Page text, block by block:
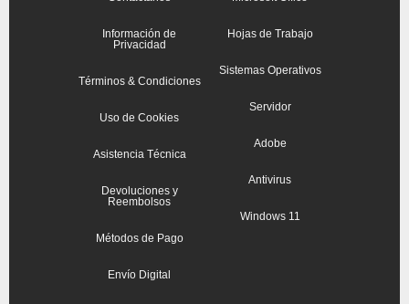
Información de
Privacidad
Términos & Condiciones
Uso de Cookies
Asistencia Técnica
Devoluciones y
Reembolsos
Métodos de Pago
Envío Digital
Hojas de Trabajo
Sistemas Operativos
Servidor
Adobe
Antivirus
Windows 11